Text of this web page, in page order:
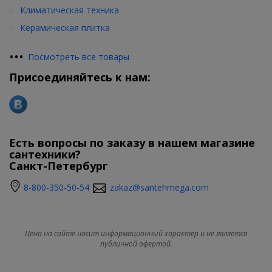
Климатическая техника
Керамическая плитка
••• Посмотреть все товары
Присоединяйтесь к нам:
Есть вопросы по заказу в нашем магазине
сантехники?
Санкт-Петербург
8-800-350-50-54 zakaz@santehmega.com
Цена на сайте носит информационный характер и не является
публичной офертой.